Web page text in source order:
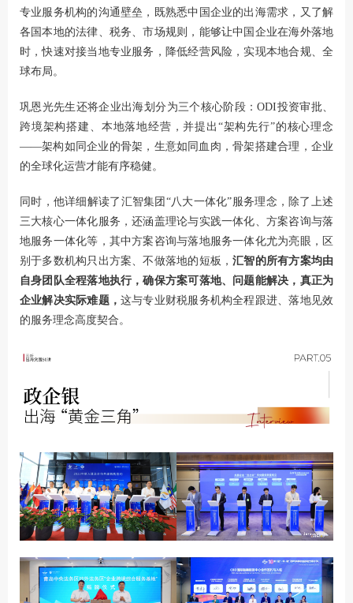
专业服务机构的沟通壁垒，既熟悉中国企业的出海需求，又了解
各国本地的法律、税务、市场规则，能够让中国企业在海外落地
时，快速对接当地专业服务，降低经营风险，实现本地合规、全
球布局。
巩恩光先生还将企业出海划分为三个核心阶段：ODI投资审批、
跨境架构搭建、本地落地经营，并提出“架构先行”的核心理念
——架构如同企业的骨架，生意如同血肉，骨架搭建合理，企业
的全球化运营才能有序稳健。
同时，他详细解读了汇智集团“八大一体化”服务理念，除了上述
三大核心一体化服务，还涵盖理论与实践一体化、方案咨询与落
地服务一体化等，其中方案咨询与落地服务一体化尤为亮眼，区
别于多数机构只出方案、不做落地的短板，汇智的所有方案均由
自身团队全程落地执行，确保方案可落地、问题能解决，真正为
企业解决实际难题， 这与专业财税服务机构全程跟进、落地见效
的服务理念高度契合。